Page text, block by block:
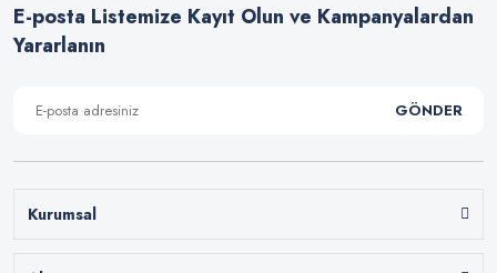
E-posta Listemize Kayıt Olun ve Kampanyalardan
Yararlanın
GÖNDER
Kurumsal